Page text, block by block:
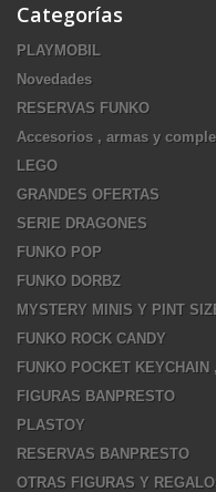
Categorías
PLAYMOBIL
Novedades
RESERVAS FUNKO
Accesorios , armas y
LEGO
GRANDES OFERTAS
SERIE DRAGONES
FUNKO POP
FUNKO DORBZ
MYSTERY MINIS Y PINT
FUNKO ROCK CANDY
FUNKO POCKET KEYCHAIN
FIGURAS BANPRESTO
PLASTOY
RESERVAS BANPRESTO
OTRAS FIGURAS Y